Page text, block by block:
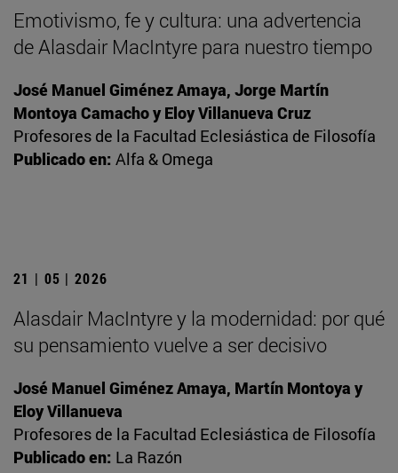
Emotivismo, fe y cultura: una advertencia
de Alasdair MacIntyre para nuestro tiempo
José Manuel Giménez Amaya, Jorge Martín
Montoya Camacho y Eloy Villanueva Cruz
Profesores de la Facultad Eclesiástica de Filosofía
Publicado en: Alfa & Omega
21 | 05 | 2026
Alasdair MacIntyre y la modernidad: por qué
su pensamiento vuelve a ser decisivo
José Manuel Giménez Amaya, Martín Montoya y
Eloy Villanueva
Profesores de la Facultad Eclesiástica de Filosofía
Publicado en: La Razón